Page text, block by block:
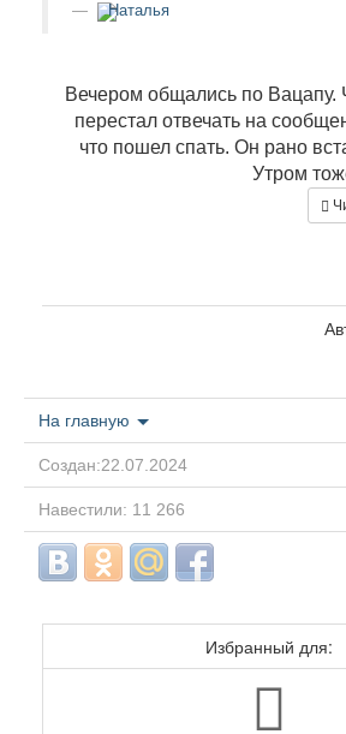
Наталья
Вечером общались по Вацапу.
перестал отвечать на
что пошел спать. Он рано
Утром
На главную
Создан:22.07.2024
Навестили: 11 266
Избранный для: